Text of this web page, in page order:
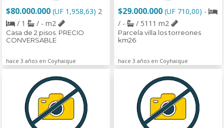
$80.000.000 (UF 1,958,63) 2
/ 1
/ - m2
Casa de 2 pisos. PRECIO
CONVERSABLE
hace 3 años en Coyhaique
$29.000.000 (UF 710,00) -
/ -
/ 5111 m2
Parcela villa los torreones
km26
hace 3 años en Coyhaique